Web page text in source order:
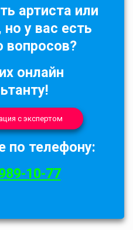
артиста или
у вас есть
онлайн
с экспертом
по телефону:
10-77